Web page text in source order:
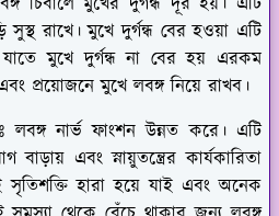
রাখে। মুখে দুর্গন্ধ বের হওয়া এটি
মুখে দুর্গন্ধ না বের হয় এরকম
প্রয়োজনে মুখে লবঙ্গ নিয়ে রাখব।
লবঙ্গ নার্ভ ফাংশন উন্নত করে। এটি
এবং স্নায়ুতন্ত্রের কার্যকারিতা
হারা হয়ে যাই এবং অনেক